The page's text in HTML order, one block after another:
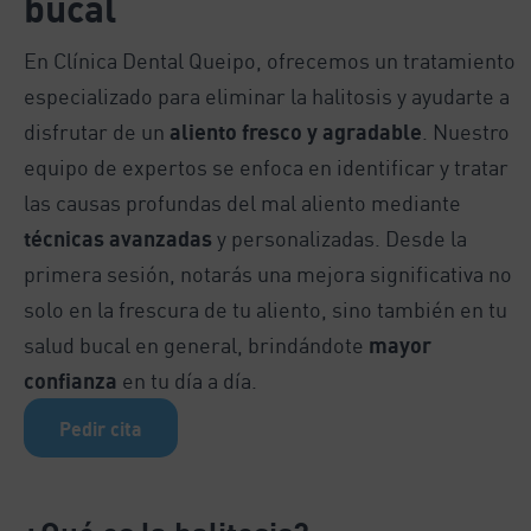
En Clínica Dental Queipo, ofrecemos un tratamiento
especializado para eliminar la halitosis y ayudarte a
disfrutar de un aliento fresco y agradable . Nuestro
equipo de expertos se enfoca en identificar y tratar
las causas profundas del mal aliento mediante
técnicas avanzadas y personalizadas. Desde la
primera sesión, notarás una mejora significativa no
solo en la frescura de tu aliento, sino también en tu
salud bucal en general, brindándote mayor
confianza en tu día a día.
Pedir cita